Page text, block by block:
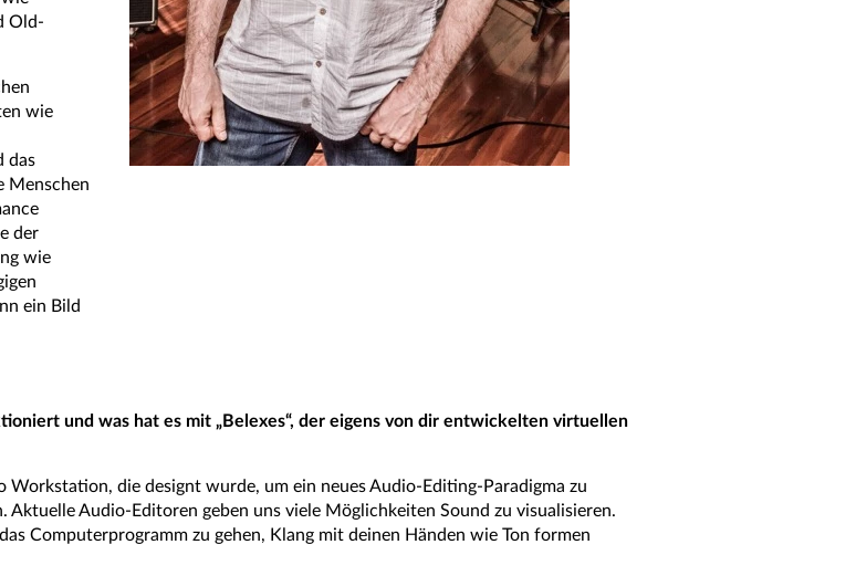
Old-
wie
das
Menschen
der
wie
ein Bild
und was hat es mit „Belexes“, der eigens von dir entwickelten virtuellen
die designt wurde, um ein neues Audio-Editing-Paradigma zu
Aktuelle Audio-Editoren geben uns viele Möglichkeiten Sound zu visualisieren.
Computerprogramm zu gehen, Klang mit deinen Händen wie Ton formen